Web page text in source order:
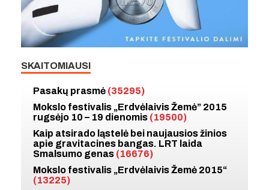
SKAITOMIAUSI
Pasakų prasmė (35295)
Mokslo festivalis „Erdvėlaivis Žemė” 2015
rugsėjo 10 – 19 dienomis (19500)
Kaip atsirado ląstelė bei naujausios žinios
apie gravitacines bangas. LRT laida
Smalsumo genas (16676)
Mokslo festivalis „Erdvėlaivis Žemė 2015“
(13225)